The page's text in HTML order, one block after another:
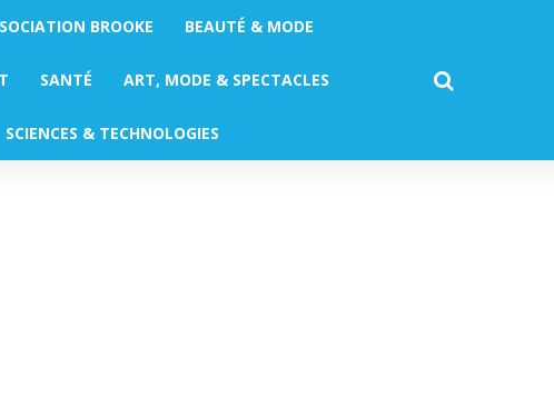
BROOKE BEAUTÉ & MODE
SANTÉ ART, MODE & SPECTACLES
SCIENCES & TECHNOLOGIES